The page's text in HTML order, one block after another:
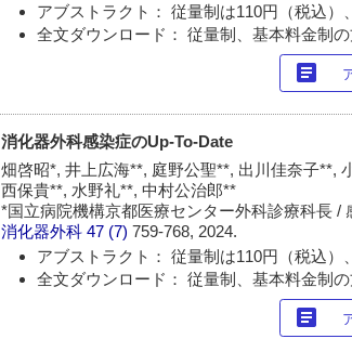
アブストラクト： 従量制は110円（税込）
全文ダウンロード： 従量制、基本料金制の
article
消化器外科感染症のUp-To-Date
畑啓昭*, 井上広海**, 庭野公聖**, 出川佳奈子**,
西保貴**, 水野礼**, 中村公治郎**
*国立病院機構京都医療センター外科診療科長 /
消化器外科 47 (7)759-768, 2024.
アブストラクト： 従量制は110円（税込）
全文ダウンロード： 従量制、基本料金制の
article